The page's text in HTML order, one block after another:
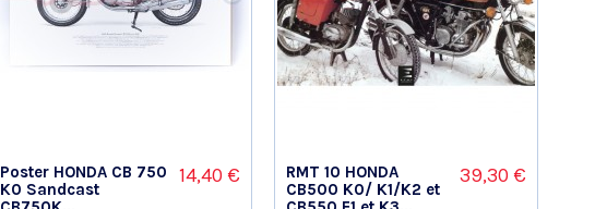
Poster HONDA CB 750
K0 Sandcast
14,40 €
RMT 10 HONDA
CB500 K0/ K1/K2 et
39,30 €